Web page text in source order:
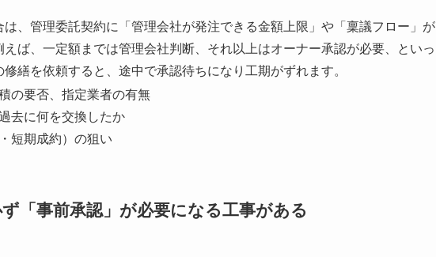
、管理委託契約に「管理会社が発注できる金額上限」や「稟議フロー」が
ば、一定額までは管理会社判断、それ以上はオーナー承認が必要、といっ
繕を依頼すると、途中で承認待ちになり工期がずれます。
の要否、指定業者の有無
去に何を交換したか
短期成約）の狙い
「事前承認」が必要になる工事がある